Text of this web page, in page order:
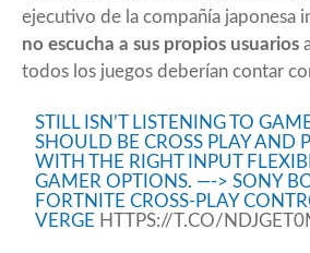
ejecutivo de la compañía japonesa
no escucha a sus propios usuarios
todos los juegos deberían contar
STILL ISN’T LISTENING TO
SHOULD BE CROSS PLAY AND
WITH THE RIGHT INPUT
GAMER OPTIONS. —-> SONY
FORTNITE CROSS-PLAY
VERGE HTTPS://T.CO/